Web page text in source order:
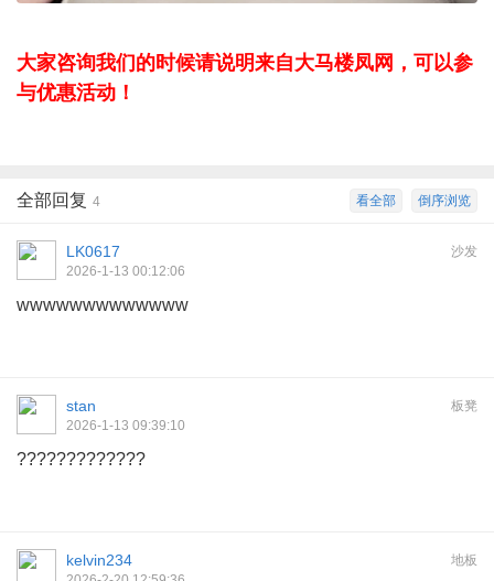
大家咨询我们的时候请说明来自大马楼凤网，可以参
与优惠活动！
倒序浏览
看全部
全部回复 4
沙发
LK0617
2026-1-13 00:12:06
wwwwwwwwwwwww
板凳
stan
2026-1-13 09:39:10
?????????????
地板
kelvin234